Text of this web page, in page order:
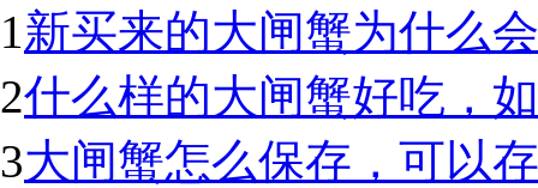
1新买来的大闸蟹为什么
2什么样的大闸蟹好吃，
3大闸蟹怎么保存，可以